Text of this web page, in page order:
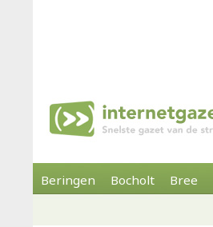
Beringen Bocholt Bree